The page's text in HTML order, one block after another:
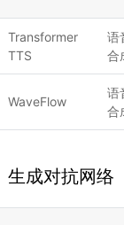
Transformer
TTS
语
合
WaveFlow
语
合
生成对抗网络